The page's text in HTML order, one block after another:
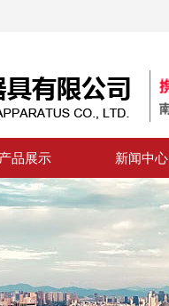
产品展示 新闻中心